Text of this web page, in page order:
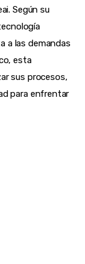
Según su
a las demandas
esta
sus procesos,
para enfrentar